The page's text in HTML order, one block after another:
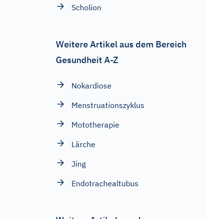
Scholion
Weitere Artikel aus dem Bereich
Gesundheit A-Z
Nokardiose
Menstruationszyklus
Mototherapie
Lärche
Jing
Endotrachealtubus